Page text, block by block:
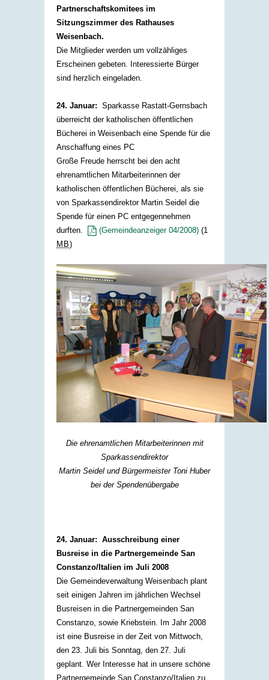
Partnerschaftskomitees im
Sitzungszimmer des Rathauses
Weisenbach.
Die Mitglieder werden um vollzähliges
Erscheinen gebeten. Interessierte Bürger
sind herzlich eingeladen.
24. Januar: Sparkasse Rastatt-Gernsbach
überreicht der katholischen öffentlichen
Bücherei in Weisenbach eine Spende für die
Anschaffung eines PC
Große Freude herrscht bei den acht
ehrenamtlichen Mitarbeiterinnen der
katholischen öffentlichen Bücherei, als sie
von Sparkassendirektor Martin Seidel die
Spende für einen PC entgegennehmen
durften.
(Gemeindeanzeiger 04/2008) (1
MB)
Die ehrenamtlichen Mitarbeiterinnen mit
Sparkassendirektor
Martin Seidel und Bürgermeister Toni Huber
bei der Spendenübergabe
24. Januar: Ausschreibung einer
Busreise in die Partnergemeinde San
Constanzo/Italien im Juli 2008
Die Gemeindeverwaltung Weisenbach plant
seit einigen Jahren im jährlichen Wechsel
Busreisen in die Partnergemeinden San
Constanzo, sowie Kriebstein. Im Jahr 2008
ist eine Busreise in der Zeit von Mittwoch,
den 23. Juli bis Sonntag, den 27. Juli
geplant. Wer Interesse hat in unsere schöne
Partnergemeinde San Constanzo/Italien zu